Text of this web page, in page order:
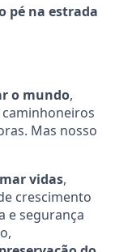
pé na estrada
o mundo,
Mas nosso
vidas,
crescimento
e segurança